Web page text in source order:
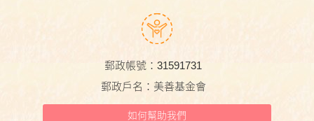
郵政帳號：31591731
郵政戶名：美善基金會
如何幫助我們